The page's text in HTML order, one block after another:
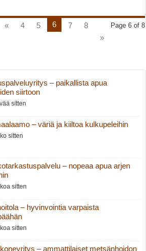
Page 6 of 8
« 4 5 6 7
8
»
– paikallista apua
siirtoon
sitten
– väriä ja kiiltoa kulkupeleihin
sitten
– nopeaa apua arjen
sitten
– hyvinvointia varpaista
sitten
– ammattilaiset metsänhoidon